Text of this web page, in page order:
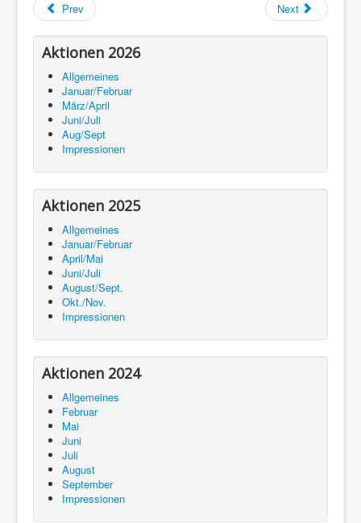
Prev Next
Aktionen 2026
Allgemeines
Januar/Februar
März/April
Juni/Juli
Aug/Sept
Impressionen
Aktionen 2025
Allgemeines
Januar/Februar
April/Mai
Juni/Juli
August/Sept.
Okt./Nov.
Impressionen
Aktionen 2024
Allgemeines
Februar
Mai
Juni
Juli
August
September
Impressionen